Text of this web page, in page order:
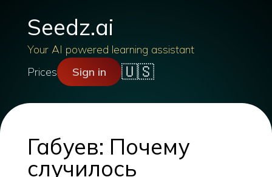
Seedz.ai
Your AI powered learning assistant
Prices
Sign in 🇺🇸
Габуев: Почему
случилось